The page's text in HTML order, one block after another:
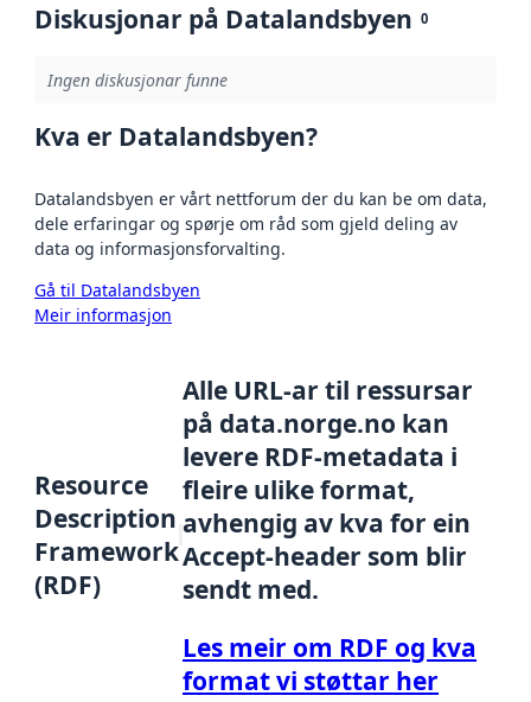
Diskusjonar på Datalandsbyen 0
Ingen diskusjonar funne
Kva er Datalandsbyen?
Datalandsbyen er vårt nettforum der du kan be om data,
dele erfaringar og spørje om råd som gjeld deling av
data og informasjonsforvalting.
Gå til Datalandsbyen
Meir informasjon
Resource
Description
Framework
(RDF)
Alle URL-ar til ressursar
på data.norge.no kan
levere RDF-metadata i
fleire ulike format,
avhengig av kva for ein
Accept-header som blir
sendt med.
Les meir om RDF og kva
format vi støttar her